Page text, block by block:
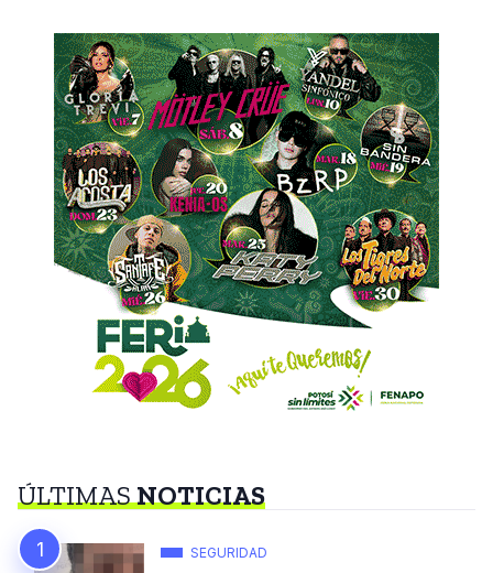
ÚLTIMASNOTICIAS
SEGURIDAD